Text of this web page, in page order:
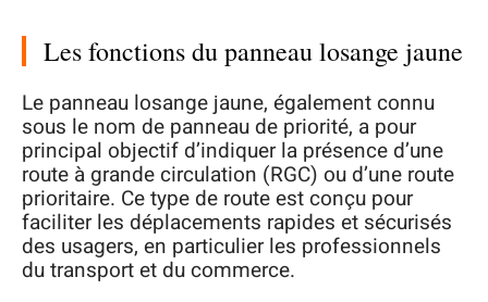
Les fonctions du panneau losange jaune
Le panneau losange jaune, également connu
sous le nom de panneau de priorité, a pour
principal objectif d’indiquer la présence d’une
route à grande circulation (RGC) ou d’une route
prioritaire. Ce type de route est conçu pour
faciliter les déplacements rapides et sécurisés
des usagers, en particulier les professionnels
du transport et du commerce.